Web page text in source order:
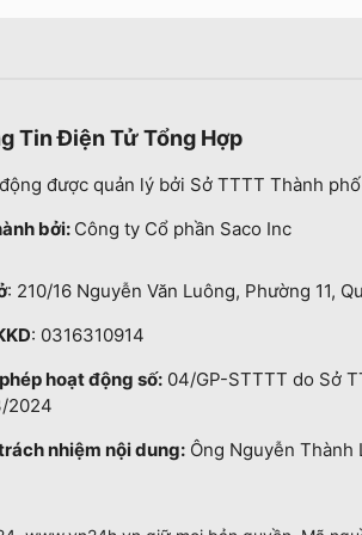
Tin Điện Tử Tổng Hợp
được quản lý bởi Sở TTTT Thành
bởi: Công ty Cổ phần Saco Inc
: 210/16 Nguyễn Văn Luông, Phường 11,
: 0316310914
hoạt động số: 04/GP-STTTT do Sở
2024
nhiệm nội dung: Ông Nguyễn Thành